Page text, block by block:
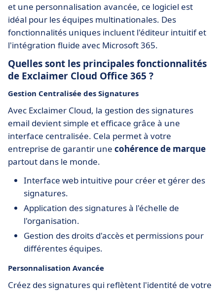
et une personnalisation avancée, ce logiciel est
idéal pour les équipes multinationales. Des
fonctionnalités uniques incluent l'éditeur intuitif et
l'intégration fluide avec Microsoft 365.
Quelles sont les principales fonctionnalités
de Exclaimer Cloud Office 365 ?
Gestion Centralisée des Signatures
Avec Exclaimer Cloud, la gestion des signatures
email devient simple et efficace grâce à une
interface centralisée. Cela permet à votre
entreprise de garantir une cohérence de marque
partout dans le monde.
Interface web intuitive pour créer et gérer des
signatures.
Application des signatures à l'échelle de
l'organisation.
Gestion des droits d'accès et permissions pour
différentes équipes.
Personnalisation Avancée
Créez des signatures qui reflètent l'identité de votre